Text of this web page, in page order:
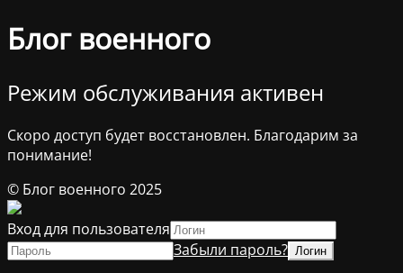
Блог военного
Режим обслуживания активен
Скоро доступ будет восстановлен. Благодарим за
понимание!
© Блог военного 2025
Вход для пользователя
Забыли пароль?